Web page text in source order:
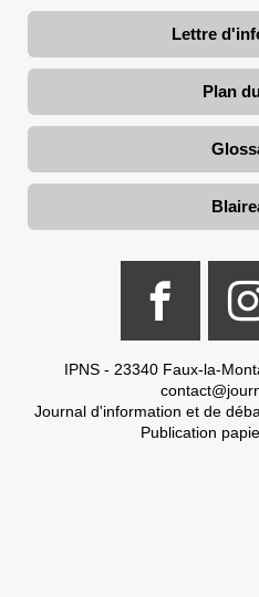
Lettre
Plan
IPNS - 23340 Faux-la-
Journal d'information et de
Publication